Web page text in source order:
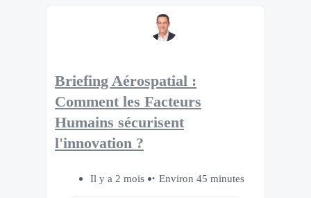
Briefing Aérospatial :
Comment les Facteurs
Humains sécurisent
l'innovation ?
Il y a 2 mois Environ 45 minutes